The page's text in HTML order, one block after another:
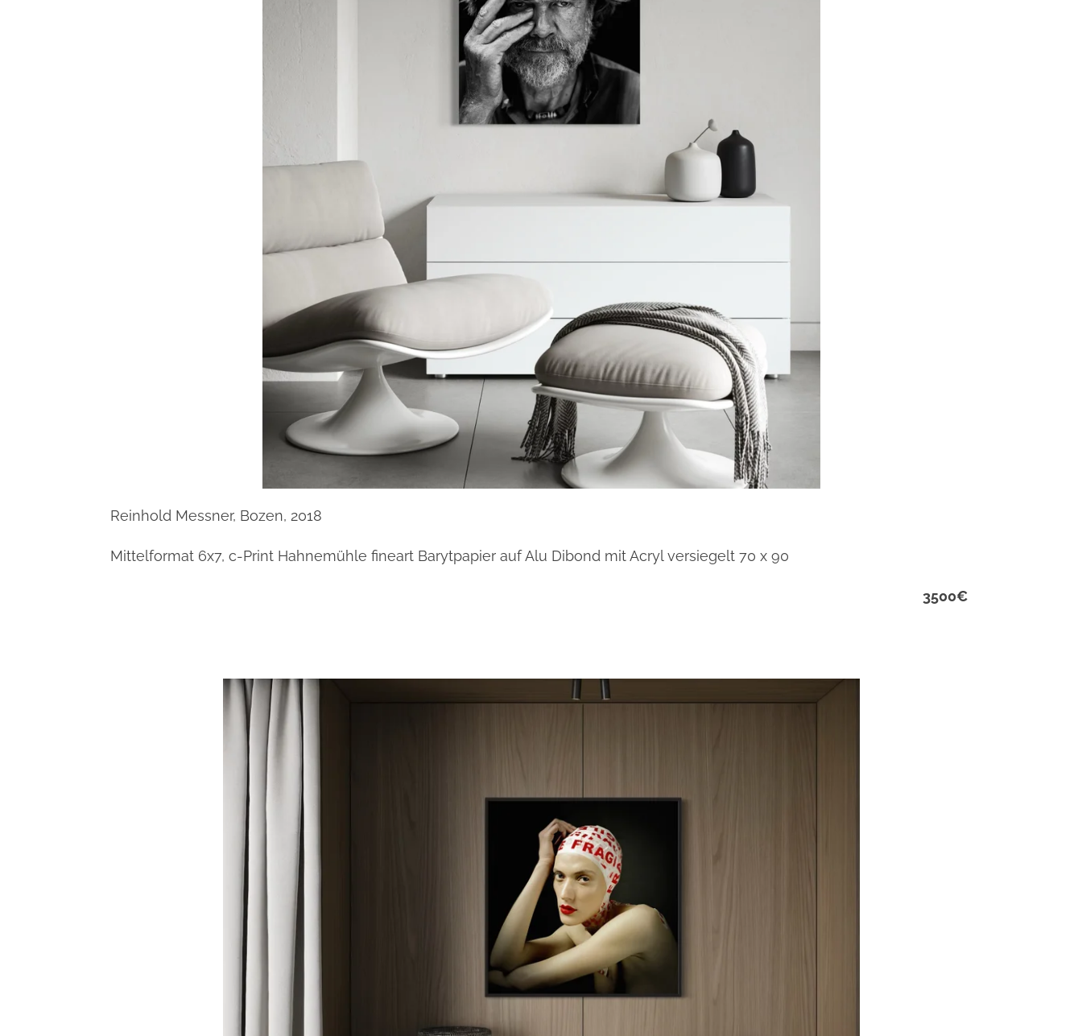
Reinhold Messner, Bozen, 2018
Mittelformat 6x7, c-Print Hahnemühle fineart Barytpapier auf Alu Dibond mit Acryl versiegelt 70 x 90
3500€